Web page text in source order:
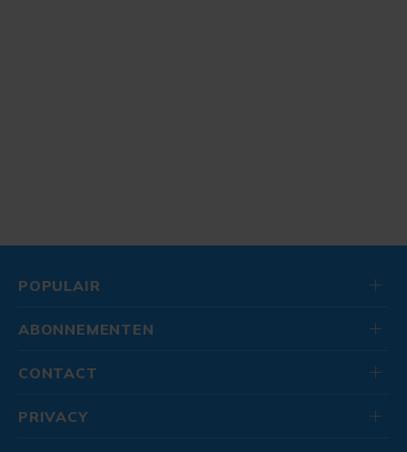
POPULAIR
ABONNEMENTEN
CONTACT
PRIVACY